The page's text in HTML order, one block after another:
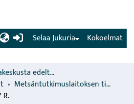
(current) Kokoelmat
Selaa Jukuria
Luonnonvarakeskusta edeltävien organisaatioiden sarjat
Metsäntutkimuslaitoksen tiedonantoja